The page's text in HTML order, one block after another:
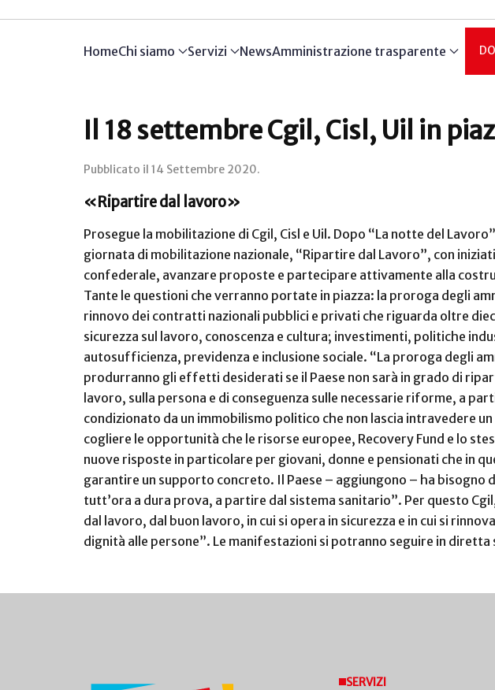
HomeChi siamo Servizi NewsAmministrazione trasparente
Il 18 settembre Cgil, Cisl, Uil in
Pubblicato il 14 Settembre 2020.
«Ripartire dal lavoro»
Prosegue la mobilitazione di Cgil, Cisl e Uil. Dopo “La notte del
giornata di mobilitazione nazionale, “Ripartire dal Lavoro”, con
confederale, avanzare proposte e partecipare attivamente alla
Tante le questioni che verranno portate in piazza: la proroga degli
rinnovo dei contratti nazionali pubblici e privati che riguarda oltre
sicurezza sul lavoro, conoscenza e cultura; investimenti, politiche
autosufficienza, previdenza e inclusione sociale. “La proroga degli
produrranno gli effetti desiderati se il Paese non sarà in grado di
lavoro, sulla persona e di conseguenza sulle necessarie riforme, a
condizionato da un immobilismo politico che non lascia intravedere
cogliere le opportunità che le risorse europee, Recovery Fund e lo
nuove risposte in particolare per giovani, donne e pensionati che in
garantire un supporto concreto. Il Paese – aggiungono – ha bisogno
tutt’ora a dura prova, a partire dal sistema sanitario”. Per questo
dal lavoro, dal buon lavoro, in cui si opera in sicurezza e in cui si
dignità alle persone”. Le manifestazioni si potranno seguire in
SERVIZI